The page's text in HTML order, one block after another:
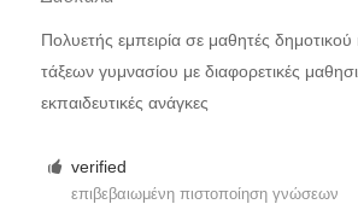
Πολυετής εμπειρία σε μαθητές
τάξεων γυμνασίου με διαφορετικές
εκπαιδευτικές ανάγκες
verified
επιβεβαιωμένη πιστοποίηση γνώσεων